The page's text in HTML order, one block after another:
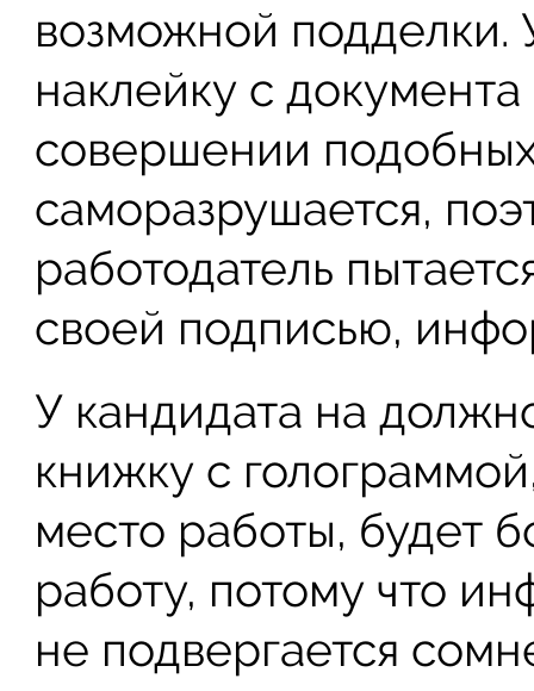
возможной подделки.
наклейку с
совершении
саморазрушается,
работодатель
своей подписью,
У кандидата на
книжку с
место работы, будет
работу, потому что
не подвергается